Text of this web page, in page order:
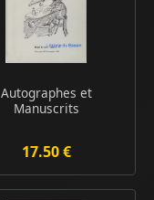
Autographes et
Manuscrits
17.50 €